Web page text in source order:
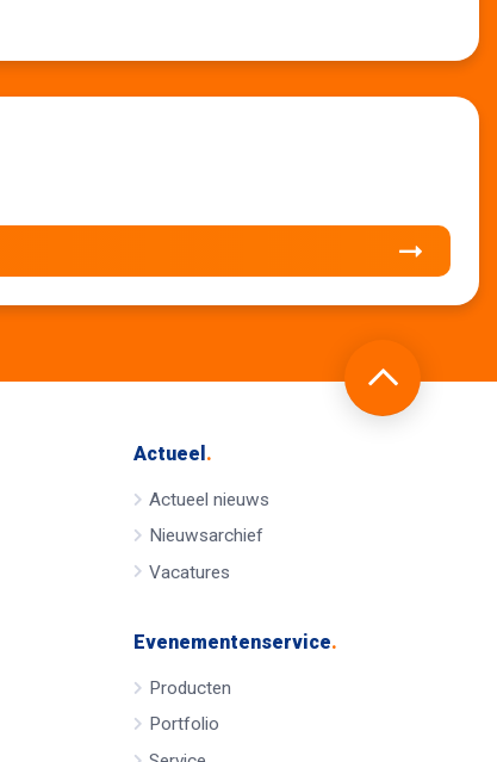
Actueel .
Actueel nieuws
Nieuwsarchief
Vacatures
Evenementenservice.
Producten
Portfolio